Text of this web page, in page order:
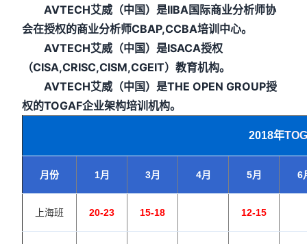
AVTECH艾威（中国）是IIBA国际商业分析师协
会在授权的商业分析师CBAP,CCBA培训中心。
AVTECH艾威（中国）是ISACA授权
（CISA,CRISC,CISM,CGEIT）教育机构。
AVTECH艾威（中国）是THE OPEN GROUP授
权的TOGAF企业架构培训机构。
2018年
月份 1月 3月 4月 5月 6
上海班 20-23 15-18 12-15